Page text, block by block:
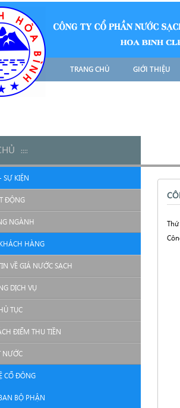
TRANG CHỦ GIỚI THIỆU
SỰ KIỆN
ĐỘNG
NGÀNH
HÀNG
VỀ GIÁ NƯỚC SẠCH
DỊCH VỤ
TỤC
ĐIỂM THU TIỀN
NƯỚC
CỔ ĐÔNG
BỘ PHẬN
::::